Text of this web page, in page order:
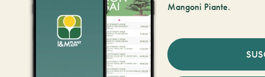
Mangoni Piante.